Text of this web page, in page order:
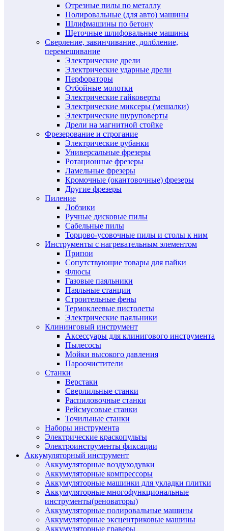
Отрезные пилы по металлу
Полировальные (для авто) машины
Шлифмашины по бетону
Щеточные шлифовальные машины
Сверление, завинчивание, долбление,
перемешивание
Электрические дрели
Электрические ударные дрели
Перфораторы
Отбойные молотки
Электрические гайковерты
Электрические миксеры (мешалки)
Электрические шуруповерты
Дрели на магнитной стойке
Фрезерование и строгание
Электрические рубанки
Универсальные фрезеры
Ротационные фрезеры
Ламельные фрезеры
Кромочные (окантовочные) фрезеры
Другие фрезеры
Пиление
Лобзики
Ручные дисковые пилы
Сабельные пилы
Торцово-усовочные пилы и столы к ним
Инструменты с нагревательным элементом
Припои
Сопутствующие товары для пайки
Флюсы
Газовые паяльники
Паяльные станции
Строительные фены
Термоклеевые пистолеты
Электрические паяльники
Клининговый инструмент
Аксессуары для клинигового инструмента
Пылесосы
Мойки высокого давления
Пароочистители
Станки
Верстаки
Сверлильные станки
Распиловочные станки
Рейсмусовые станки
Точильные станки
Наборы инструмента
Электрические краскопульты
Электроинструменты фиксации
Аккумуляторный инструмент
Аккумуляторные воздуходувки
Аккумуляторные компрессоры
Аккумуляторные машинки для укладки плитки
Аккумуляторные многофункциональные
инструменты(реноваторы)
Аккумуляторные полировальные машины
Аккумуляторные эксцентриковые машины
Аккумуляторные граверы